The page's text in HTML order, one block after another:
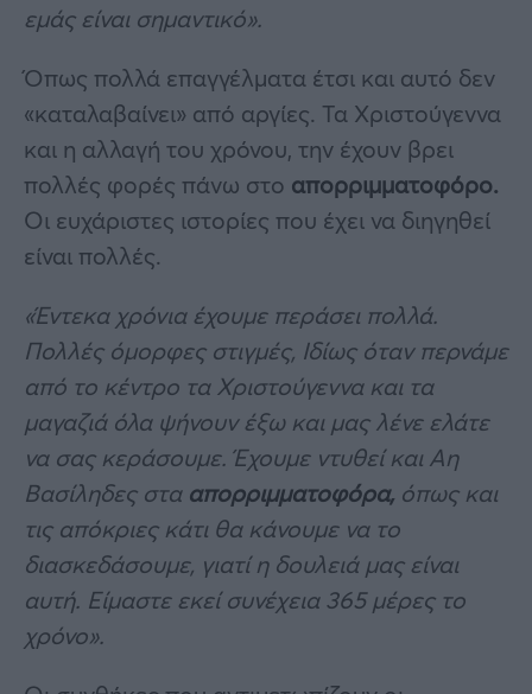
εμάς είναι σημαντικό».
Όπως πολλά επαγγέλματα έτσι και αυτό δεν
«καταλαβαίνει» από αργίες. Τα Χριστούγεννα
και η αλλαγή του χρόνου, την έχουν βρει
πολλές φορές πάνω στο απορριμματοφόρο.
Οι ευχάριστες ιστορίες που έχει να διηγηθεί
είναι πολλές.
«Έντεκα χρόνια έχουμε περάσει πολλά.
Πολλές όμορφες στιγμές, Ιδίως όταν περνάμε
από το κέντρο τα Χριστούγεννα και τα
μαγαζιά όλα ψήνουν έξω και μας λένε ελάτε
να σας κεράσουμε. Έχουμε ντυθεί και Αη
Βασίληδες στα απορριμματοφόρα, όπως και
τις απόκριες κάτι θα κάνουμε να το
διασκεδάσουμε, γιατί η δουλειά μας είναι
αυτή. Είμαστε εκεί συνέχεια 365 μέρες το
χρόνο».